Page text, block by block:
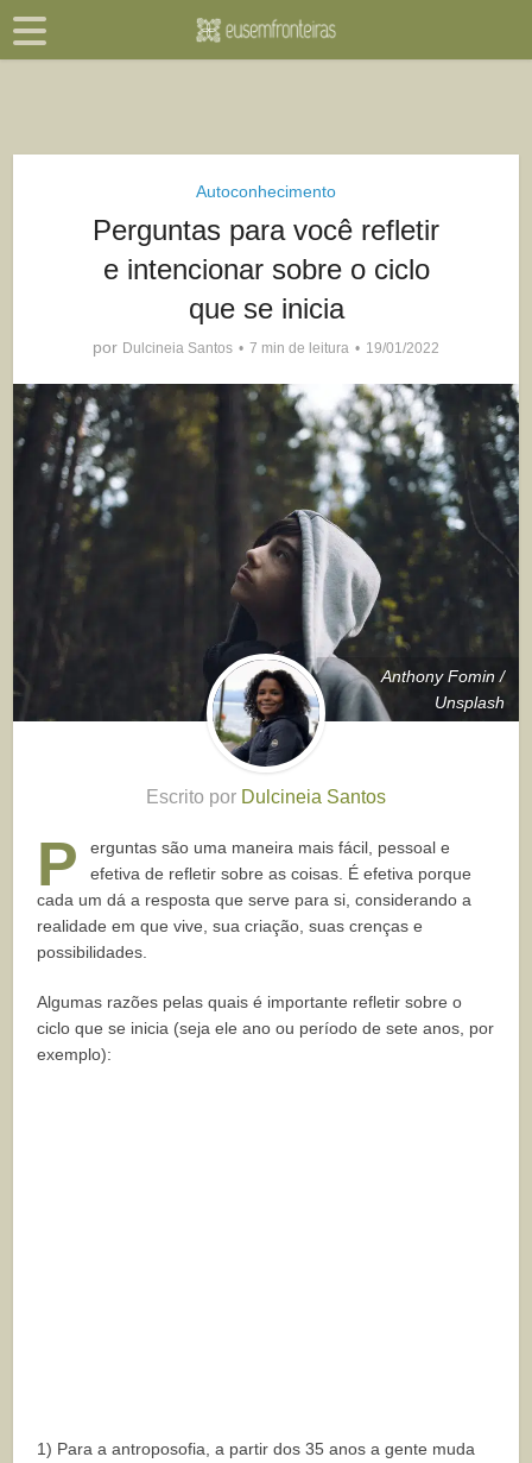
Autoconhecimento
Perguntas para você refletir
e intencionar sobre o ciclo
que se inicia
por Dulcineia Santos 7 min de leitura 19/01/2022
Anthony Fomin /
Unsplash
Escrito por Dulcineia Santos
P
erguntas são uma maneira mais fácil, pessoal e
efetiva de refletir sobre as coisas. É efetiva porque
cada um dá a resposta que serve para si, considerando a
realidade em que vive, sua criação, suas crenças e
possibilidades.
Algumas razões pelas quais é importante refletir sobre o
ciclo que se inicia (seja ele ano ou período de sete anos, por
exemplo):
1) Para a antroposofia, a partir dos 35 anos a gente muda